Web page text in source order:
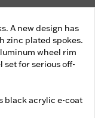
A new design has
zinc plated spokes.
wheel rim
set for serious off-
black acrylic e-coat